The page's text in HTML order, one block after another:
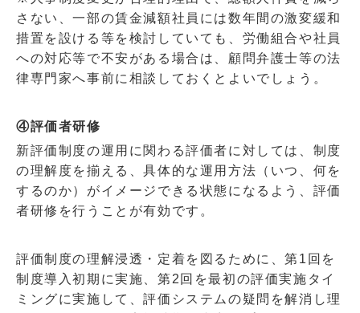
さない、一部の賃金減額社員には数年間の激変緩和
措置を設ける等を検討していても、労働組合や社員
への対応等で不安がある場合は、顧問弁護士等の法
律専門家へ事前に相談しておくとよいでしょう。
④評価者研修
新評価制度の運用に関わる評価者に対しては、制度
の理解度を揃える、具体的な運用方法（いつ、何を
するのか）がイメージできる状態になるよう、評価
者研修を行うことが有効です。
評価制度の理解浸透・定着を図るために、第1 回を
制度導入初期に実施、第2 回を最初の評価実施タイ
ミングに実施して、評価システムの疑問を解消し理